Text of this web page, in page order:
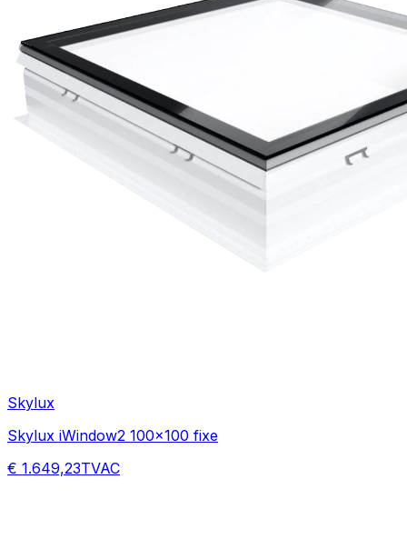
Skylux
Skylux iWindow2 100x100 fixe
€ 1.649,23TVAC